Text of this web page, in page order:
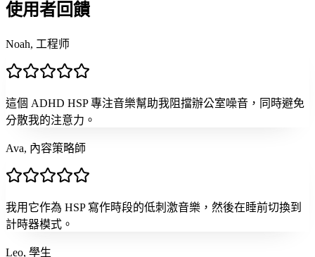
使用者回饋
Noah, 工程师
這個 ADHD HSP 專注音樂幫助我阻擋辦公室噪音，同時避免
分散我的注意力。
Ava, 內容策略師
我用它作為 HSP 寫作時段的低刺激音樂，然後在睡前切換到
計時器模式。
Leo, 學生